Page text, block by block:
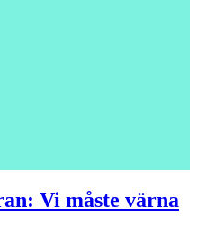
Vi måste värna